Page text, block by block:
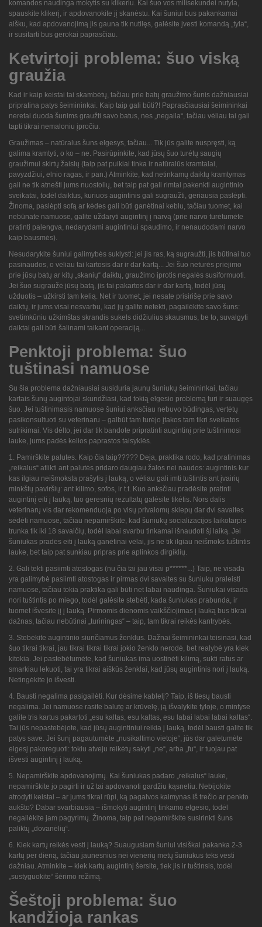
komandos naudinga mokytis su klikeriu. Kai šuo vos milisekundei nutyla,
spauskite klikerį, ir apdovanokite jį skanėstu. Kai šuniui bus pakankamai
aišku, kad apdovanojimą jis gauna tik nutilęs, galėsite įvesti komandą „tyla“,
ir susitarti bus gerokai paprasčiau.
Ketvirtoji problema: šuo viską
graužia
Kad ir kaip keistai tai skambėtų, tačiau prie batų graužimo šunis dažniausiai
pripratina patys šeimininkai. Kaip taip gali būti?! Paprasčiausiai šeimininkai
neretai duoda šunims graužti savo batus, nes „negaila“, tačiau vėliau tai gali
tapti tikrai nemaloniu įpročiu.
Graužimas – natūralus šuns elgesys, tačiau... Tik jūs galite nuspręsti, ką
galima kramtyti, o ko – ne. Pasirūpinkite, kad jūsų šuo turėtų saugių
graužimui skirtų žaislų (taip pat puikiai tinka ir natūralūs kramtalai,
pavyzdžiui, elnio ragas, ir pan.) Atminkite, kad netinkamų daiktų kramtymas
gali ne tik atnešti jums nuostolių, bet taip pat gali rimtai pakenkti augintinio
sveikatai, todėl daiktus, kuriuos augintinis gali sugraužti, geriausia paslėpti.
Žinoma, paslėpti sofą ar kėdes gali būti ganėtinai keblu, tačiau tuomet, kai
nebūnate namuose, galite uždaryti augintinį į narvą (prie narvo turėtumėte
pratinti palengva, nedarydami augintiniui spaudimo, ir nenaudodami narvo
kaip bausmės).
Nesudarykite šuniui galimybės suklysti: jei jis ras, ką sugraužti, jis būtinai tuo
pasinaudos, o vėliau tai kartosis dar ir dar kartą... Jei šuo neturės priėjimo
prie jūsų batų ar kitų „skanių“ daiktų, graužimo įprotis negalės susiformuoti.
Jei šuo sugraužė jūsų batą, jis tai pakartos dar ir dar kartą, todėl jūsų
užduotis – užkirsti tam kelią. Net ir tuomet, jei nesate prisirišę prie savo
daiktų, ir jums visai nesvarbu, kad jų galite netekti, pagailėkite savo šuns:
svetimkūniu užkimštas skrandis sukels didžiulius skausmus, be to, suvalgyti
daiktai gali būti šalinami taikant operaciją...
Penktoji problema: šuo
tuštinasi namuose
Su šia problema dažniausiai susiduria jaunų šuniukų šeimininkai, tačiau
kartais šunų augintojai skundžiasi, kad tokią elgesio problemą turi ir suaugęs
šuo. Jei tuštinimasis namuose šuniui anksčiau nebuvo būdingas, vertėtų
pasikonsultuoti su veterinaru – galbūt tam turėjo įtakos tam tikri sveikatos
sutrikimai. Vis dėlto, jei dar tik bandote pripratinti augintinį prie tuštinimosi
lauke, jums padės kelios paprastos taisyklės.
1. Pamirškite palutes. Kaip čia taip????? Deja, praktika rodo, kad pratinimas
„reikalus“ atlikti ant palutės pridaro daugiau žalos nei naudos: augintinis kur
kas ilgiau neišmoksta prašytis į lauką, o vėliau gali imti tuštintis ant įvairių
minkštų paviršių: ant kilimo, sofos, ir t.t. Kuo anksčiau pradėsite pratinti
augintinį eiti į lauką, tuo geresnių rezultatų galėsite tikėtis. Nors dalis
veterinarų vis dar rekomenduoja po visų privalomų skiepų dar dvi savaites
sėdėti namuose, tačiau nepamirškite, kad šuniukų socializacijos laikotarpis
trunka tik iki 18 savaičių, todėl labai svarbu tinkamai išnaudoti šį laiką. Jei
šuniukas pradės eiti į lauką ganėtinai vėlai, jis ne tik ilgiau neišmoks tuštintis
lauke, bet taip pat sunkiau pripras prie aplinkos dirgiklių.
2. Gali tekti pasiimti atostogas (nu čia tai jau visai p******...) Taip, ne visada
yra galimybė pasiimti atostogas ir pirmas dvi savaites su šuniuku praleisti
namuose, tačiau tokia praktika gali būti net labai naudinga. Šuniukai visada
nori tuštintis po miego, todėl galėsite stebėti, kada šuniukas prabunda, ir
tuomet išvesite jį į lauką. Pirmomis dienomis vaikščiojimas į lauką bus tikrai
dažnas, tačiau nebūtinai „turiningas“ – taip, tam tikrai reikės kantrybės.
3. Stebėkite augintinio siunčiamus ženklus. Dažnai šeimininkai teisinasi, kad
šuo tikrai tikrai, jau tikrai tikrai tikrai jokio ženklo nerodė, bet realybė yra kiek
kitokia. Jei pastebėtumėte, kad šuniukas ima uostinėti kilimą, sukti ratus ar
smarkiau lekuoti, tai yra tikrai aiškūs ženklai, kad jūsų augintinis nori į lauką.
Netingėkite jo išvesti.
4. Bausti negalima pasigailėti. Kur dėsime kablelį? Taip, iš tiesų bausti
negalima. Jei namuose rasite balutę ar krūvelę, ją išvalykite tyloje, o mintyse
galite tris kartus pakartoti „esu kaltas, esu kaltas, esu labai labai labai kaltas“.
Tai jūs nepastebėjote, kad jūsų augintiniui reikia į lauką, todėl bausti galite tik
patys save. Jei šunį pagautumėte „nusikaltimo vietoje“, jūs dar galėtumėte
elgesį pakoreguoti: tokiu atveju reikėtų sakyti „ne“, arba „fu“, ir tuojau pat
išvesti augintinį į lauką.
5. Nepamirškite apdovanojimų. Kai šuniukas padaro „reikalus“ lauke,
nepamirškite jo pagirti ir už tai apdovanoti gardžiu kąsneliu. Nebijokite
atrodyti keistai – ar jums tikrai rūpi, ką pagalvos kaimynas iš trečio ar penkto
aukšto? Dabar svarbiausia – išmokyti augintinį tinkamo elgesio, todėl
negailėkite jam pagyrimų. Žinoma, taip pat nepamirškite susirinkti šuns
paliktų „dovanėlių“.
6. Kiek kartų reikės vesti į lauką? Suaugusiam šuniui visiškai pakanka 2-3
kartų per dieną, tačiau jaunesnius nei vienerių metų šuniukus teks vesti
dažniau. Atminkite – kiek kartų augintinį šersite, tiek jis ir tuštinsis, todėl
„sustyguokite“ šėrimo režimą.
Šeštoji problema: šuo
kandžioja rankas